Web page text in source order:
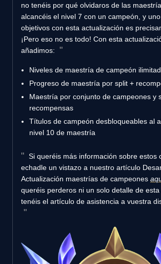
no tenéis por qué olvidaros de las
alcancéis el nivel 7 con un campeón, y
objetivos con esta actualización es
¡Pero eso no es todo! Con esta
añadimos:
Niveles de maestría de campeón
Progreso de maestría por split +
Maestría por conjunto de campeones y
recompensas
Títulos de campeón desbloqueables al
nivel 10 de maestría
Si queréis más información sobre estos
echadle un vistazo a nuestro artículo
Actualización maestrías de campeones
queréis perderos ni un solo detalle de esta
tenéis el artículo de asistencia a vuestra